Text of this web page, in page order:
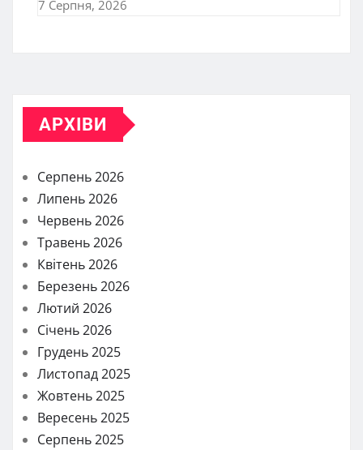
7 Серпня, 2026
АРХІВИ
Серпень 2026
Липень 2026
Червень 2026
Травень 2026
Квітень 2026
Березень 2026
Лютий 2026
Січень 2026
Грудень 2025
Листопад 2025
Жовтень 2025
Вересень 2025
Серпень 2025